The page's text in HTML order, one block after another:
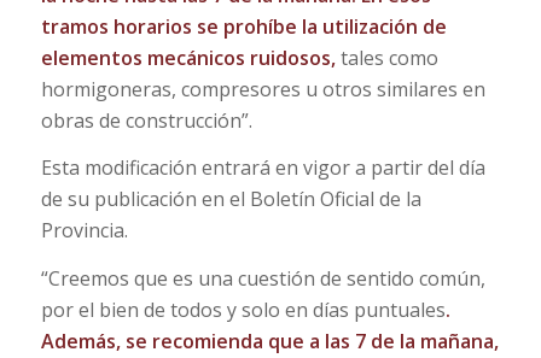
tramos horarios se prohíbe la utilización de
elementos mecánicos ruidosos,tales como
hormigoneras, compresores u otros similares en
obras de construcción”.
Esta modificación entrará en vigor a partir del día
de su publicación en el Boletín Oficial de la
Provincia.
“Creemos que es una cuestión de sentido común,
por el bien de todos y solo en días puntuales.
Además, se recomienda que a las 7 de la mañana,